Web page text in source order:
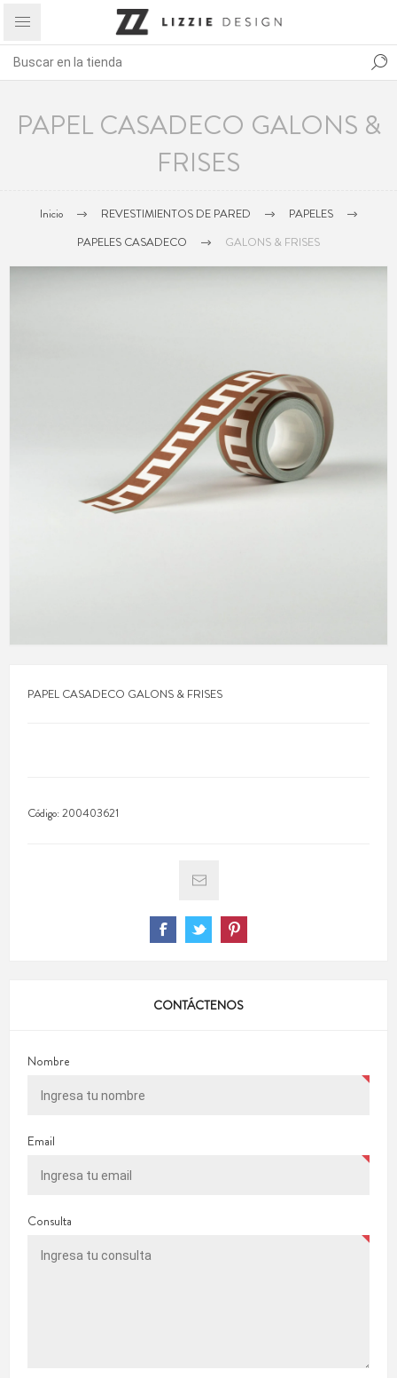
PAPEL CASADECO GALONS &
FRISES
Inicio REVESTIMIENTOS DE PARED
PAPELES
PAPELES CASADECO
GALONS & FRISES
PAPEL CASADECO GALONS & FRISES
Código:200403621
CONTÁCTENOS
Nombre
Email
Consulta